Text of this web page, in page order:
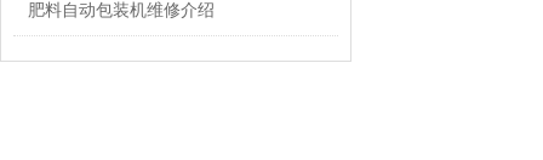
肥料自动包装机维修介绍